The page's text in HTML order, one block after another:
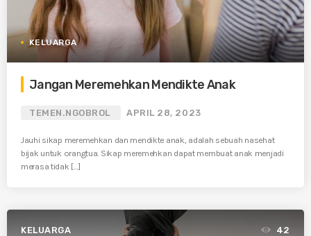
KELUARGA
Jangan Meremehkan Mendikte Anak
TEMEN.NGOBROL APRIL 28, 2023
Jauhi sikap meremehkan dan mendikte anak, adalah sebuah nasehat
bijak untuk orangtua. Sikap meremehkan dapat membuat anak menjadi
merasa tidak […]
KELUARGA 42